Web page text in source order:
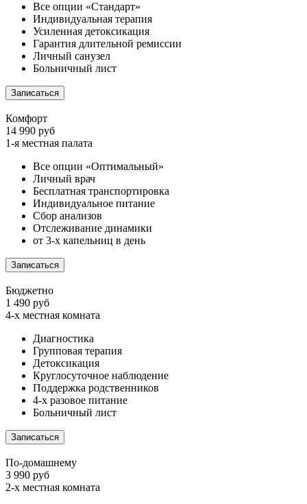
Все опции «Стандарт»
Индивидуальная терапия
Усиленная детоксикация
Гарантия длительной ремиссии
Личный санузел
Больничный лист
Записаться
Комфорт
14 990 руб
1-я местная палата
Все опции «Оптимальный»
Личный врач
Бесплатная транспортировка
Индивидуальное питание
Сбор анализов
Отслеживание динамики
от 3-х капельниц в день
Записаться
Бюджетно
1 490 руб
4-х местная комната
Диагностика
Групповая терапия
Детоксикация
Круглосуточное наблюдение
Поддержка родственников
4-х разовое питание
Больничный лист
Записаться
По-домашнему
3 990 руб
2-х местная комната